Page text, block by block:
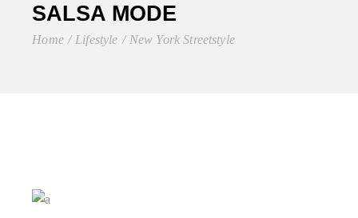
SALSA MODE
Home Lifestyle New York Streetstyle